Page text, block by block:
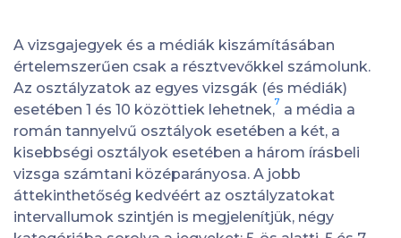
A vizsgajegyek és a médiák kiszámításában
értelemszerűen csak a résztvevőkkel számolunk.
Az osztályzatok az egyes vizsgák (és médiák)
esetében 1 és 10 közöttiek lehetnek,7 a média a
román tannyelvű osztályok esetében a két, a
kisebbségi osztályok esetében a három írásbeli
vizsga számtani középarányosa. A jobb
áttekinthetőség kedvéért az osztályzatokat
intervallumok szintjén is megjelenítjük, négy